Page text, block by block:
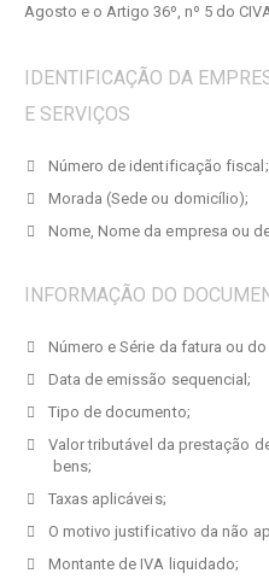
Agosto e o Artigo 36º, nº 5 do
IDENTIFICAÇÃO DA
E SERVIÇOS
Número de identificação fiscal;
Morada (Sede ou domicílio);
Nome, Nome da empresa ou
INFORMAÇÃO DO
Número e Série da fatura ou
Data de emissão sequencial;
Tipo de documento;
Valor tributável da prestação
bens;
Taxas aplicáveis;
O motivo justificativo da não
Montante de IVA liquidado;